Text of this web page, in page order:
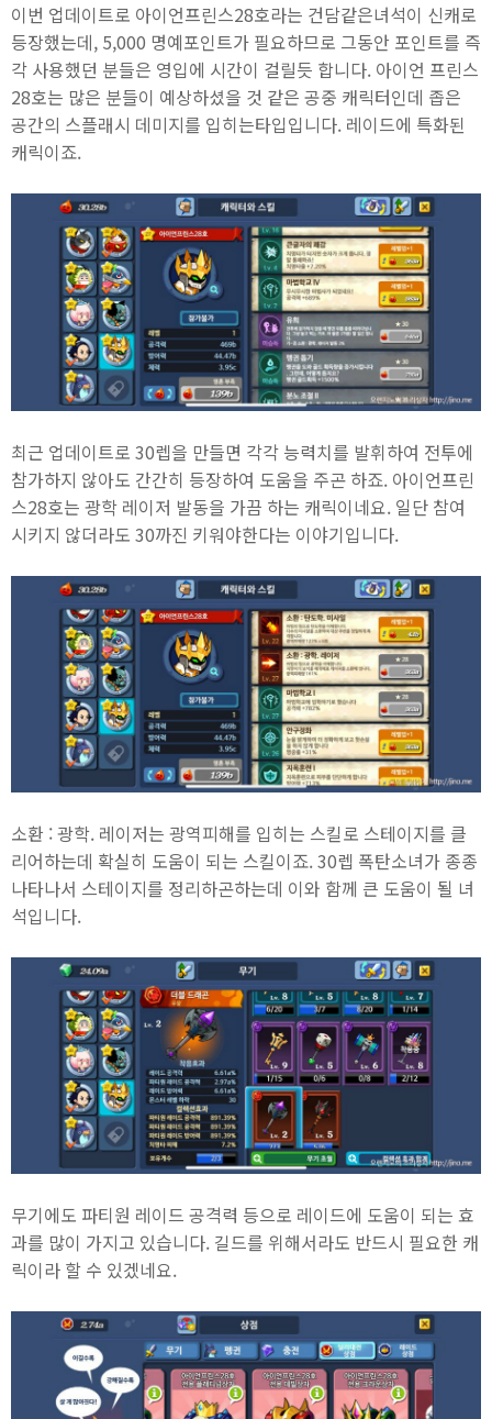
이번 업데이트로 아이언프린스28호라는 건담같은녀석이 신캐로
등장했는데, 5,000 명예포인트가 필요하므로 그동안 포인트를 즉
각 사용했던 분들은 영입에 시간이 걸릴듯 합니다. 아이언 프린스
28호는 많은 분들이 예상하셨을 것 같은 공중 캐릭터인데 좁은
공간의 스플래시 데미지를 입히는타입입니다. 레이드에 특화된
캐릭이죠.
최근 업데이트로 30렙을 만들면 각각 능력치를 발휘하여 전투에
참가하지 않아도 간간히 등장하여 도움을 주곤 하죠. 아이언프린
스28호는 광학 레이저 발동을 가끔 하는 캐릭이네요. 일단 참여
시키지 않더라도 30까진 키워야한다는 이야기입니다.
소환 : 광학. 레이저는 광역피해를 입히는 스킬로 스테이지를 클
리어하는데 확실히 도움이 되는 스킬이죠. 30렙 폭탄소녀가 종종
나타나서 스테이지를 정리하곤하는데 이와 함께 큰 도움이 될 녀
석입니다.
무기에도 파티원 레이드 공격력 등으로 레이드에 도움이 되는 효
과를 많이 가지고 있습니다. 길드를 위해서라도 반드시 필요한 캐
릭이라 할 수 있겠네요.